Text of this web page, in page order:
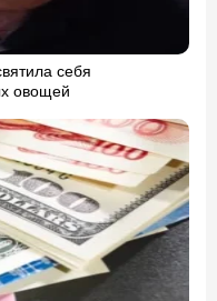
себя
овощей